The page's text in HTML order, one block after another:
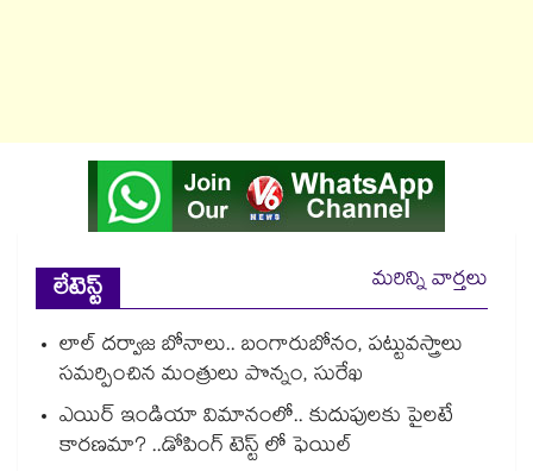
లేటెస్ట్
మరిన్ని వార్తలు
లాల్ దర్వాజ బోనాలు.. బంగారుబోనం, పట్టువస్త్రాలు
సమర్పించిన మంత్రులు పొన్నం, సురేఖ
ఎయిర్ ఇండియా విమానంలో.. కుదుపులకు పైలటే
కారణమా? ..డోపింగ్ టెస్ట్ లో ఫెయిల్